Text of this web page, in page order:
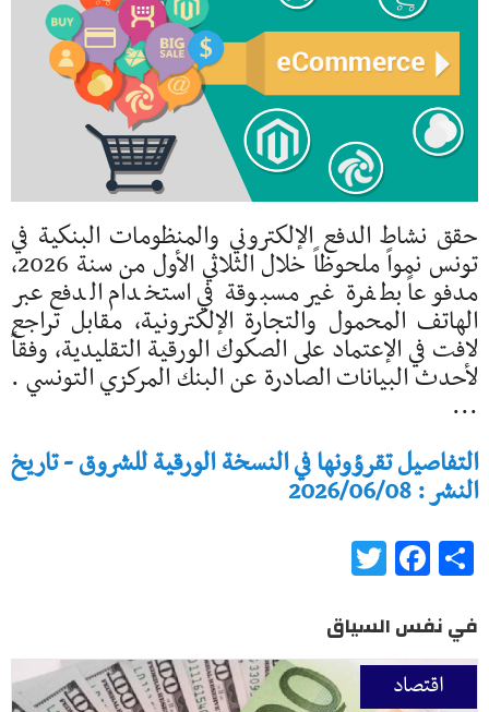
حقق نشاط الدفع الإلكتروني والمنظومات البنكية في
تونس نمواً ملحوظاً خلال الثلاثي الأول من سنة 2026،
مدفوعاً بطفرة غير مسبوقة في استخدام الدفع عبر
الهاتف المحمول والتجارة الإلكترونية، مقابل تراجع
لافت في الإعتماد على الصكوك الورقية التقليدية، وفقاً
لأحدث البيانات الصادرة عن البنك المركزي التونسي .
...
التفاصيل تقرؤونها في النسخة الورقية للشروق - تاريخ
النشر : 2026/06/08
Share
Facebook
في نفس السياق
اقتصاد